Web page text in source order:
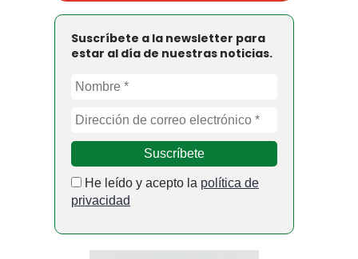
Suscríbete a la newsletter para
estar al día de nuestras noticias.
He leído y acepto la política de
privacidad